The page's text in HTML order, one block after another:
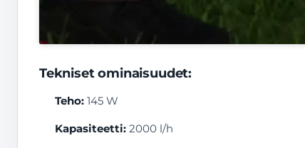
Tekniset ominaisuudet:
Teho: 145 W
Kapasiteetti: 2000 l/h